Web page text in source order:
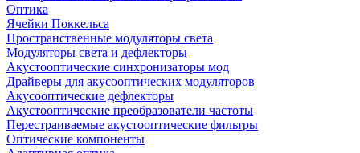
Оптика
Ячейки Поккельса
Пространственные модуляторы света
Модуляторы света и дефлекторы
Акустооптические синхронизаторы мод
Драйверы для акусооптических модуляторов
Акусооптические дефлекторы
Акустооптические преобразователи частоты
Перестраиваемые акустооптические фильтры
Оптические компоненты